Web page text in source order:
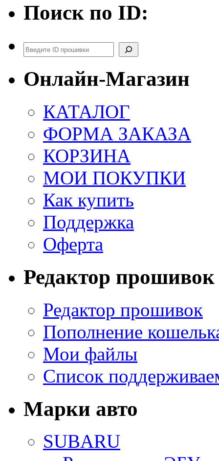
Поиск по ID:
Поиск
Онлайн-Магазин
КАТАЛОГ
ФОРМА ЗАКАЗА
КОРЗИНА
МОИ ПОКУПКИ
Как купить
Поддержка
Оферта
Редактор прошивок
Редактор прошивок
Пополнение
Мои файлы
Список
Марки авто
SUBARU